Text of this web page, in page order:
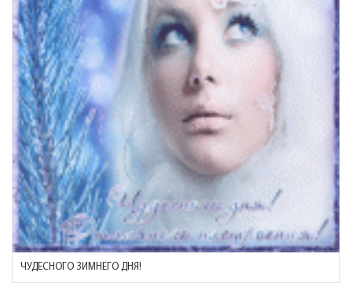
ЧУДЕСНОГО ЗИМНЕГО ДНЯ!